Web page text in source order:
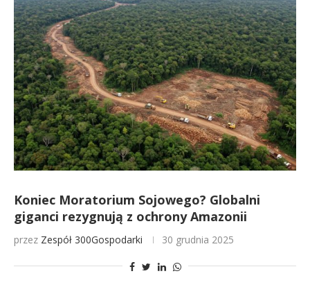
Koniec Moratorium Sojowego? Globalni
giganci rezygnują z ochrony Amazonii
przez Zespół 300Gospodarki 30 grudnia 2025